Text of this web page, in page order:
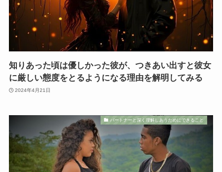
知りあった頃は優しかった彼が、つきあい出すと彼女
に厳しい態度をとるようになる理由を解明してみる
2024年4月21日
パートナーと深く理解しあうためにできること